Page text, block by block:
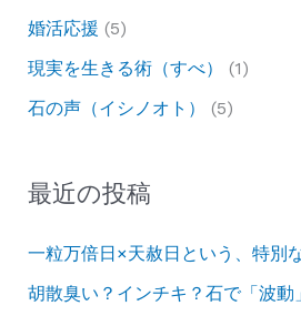
婚活応援 (5)
現実を生きる術（すべ）
(1)
石の声（イシノオト）
(5)
最近の投稿
一粒万倍日×天赦日という、特別
胡散臭い？インチキ？石で「波動